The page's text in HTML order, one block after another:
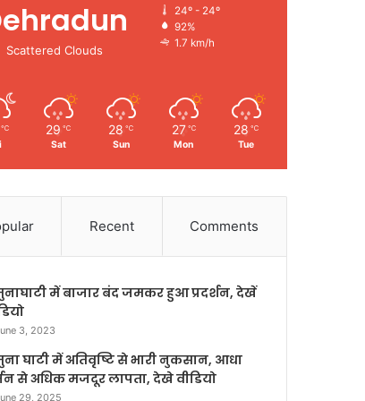
Scattered Clouds
24º - 24º
92%
1.7 km/h
℃ 29 ℃
Sat
28 ℃
Sun
27 ℃
Mon
28 ℃
Tue
Recent Comments
में बाजार बंद जमकर हुआ प्रदर्शन, देखें
3, 2023
घाटी में अतिवृष्टि से भारी नुकसान, आधा
से अधिक मजदूर लापता, देखे वीडियो
29, 2025